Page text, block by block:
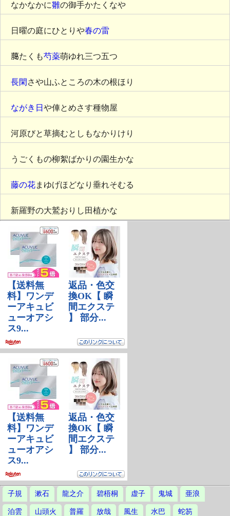
なかなかに雛の御手かたくなや
日曜の庭にひとりや春の雷
﨟たくも芍薬萌ゆれ三つ五つ
長閑 さや山ふところの木の根ほり
ながき日 や俥とめさす種物屋
河原びと草摘むとしもなかりけり
うごくもの柳絮ばかりの園生かな
藤の花まゆげほどなり垂れそむる
新羅野の大鷲おりし田植かな
子規 漱石 龍之介 碧梧桐 虚子 鬼城 亜浪
泊雲 山頭火 普羅 放哉 風生 水巴 蛇笏